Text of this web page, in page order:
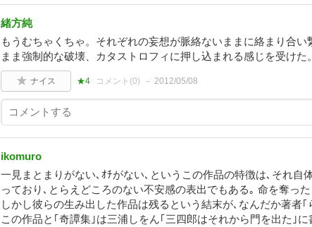
緒方純
もうむちゃくちゃ。それぞれの妄想が脈絡ないままに絡まり合い
まま強制的な破壊、カタストロフィに押し込まれる感じを受けた
ナイス ★4 コメント(0) 2012/05/08
ikomuro
一見まとまりがない､ｵﾁがない､というこの作品の特徴は､それ自
っており､とらえどころのない不安感の表出でもある｡ 命を奪っ
しかし彼らの生み出した作品は残るという結末が､なんだか著者｢
この作品と｢奇譚集｣は三浦しをん｢三四郎はそれから門を出た｣に